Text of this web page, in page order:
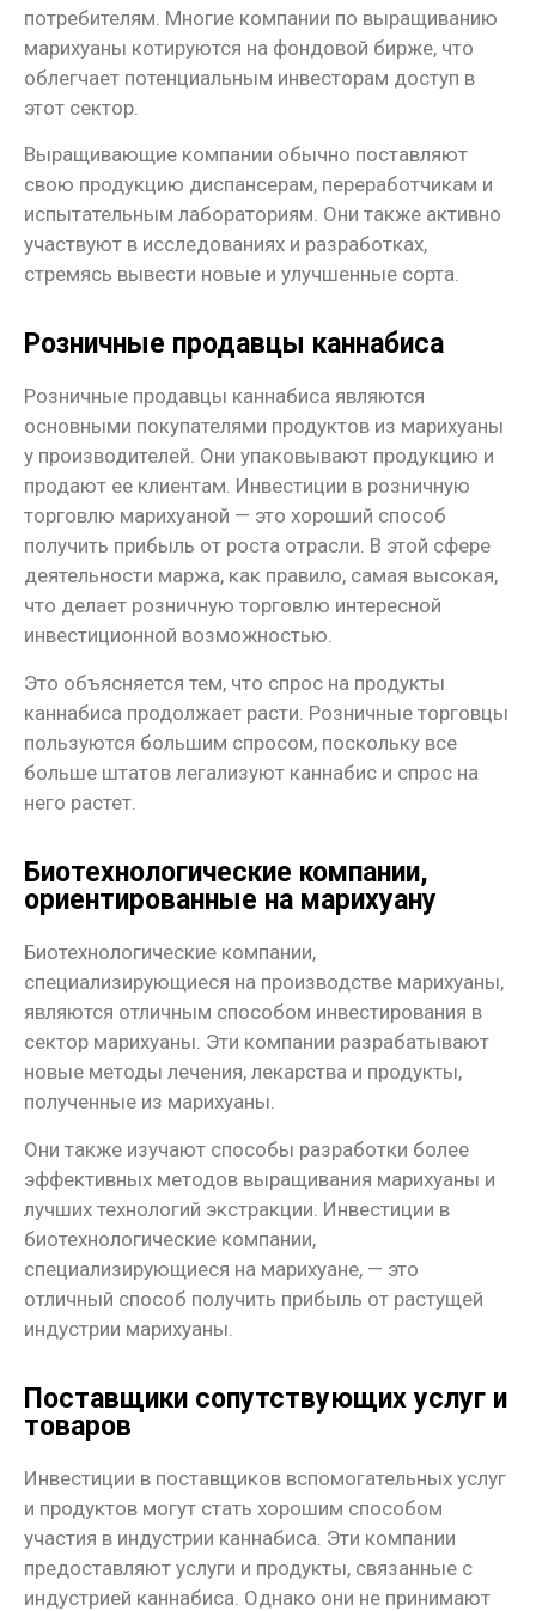
потребителям. Многие компании по выращиванию
марихуаны котируются на фондовой бирже, что
облегчает потенциальным инвесторам доступ в
этот сектор.
Выращивающие компании обычно поставляют
свою продукцию диспансерам, переработчикам и
испытательным лабораториям. Они также активно
участвуют в исследованиях и разработках,
стремясь вывести новые и улучшенные сорта.
Розничные продавцы каннабиса
Розничные продавцы каннабиса являются
основными покупателями продуктов из марихуаны
у производителей. Они упаковывают продукцию и
продают ее клиентам. Инвестиции в розничную
торговлю марихуаной — это хороший способ
получить прибыль от роста отрасли. В этой сфере
деятельности маржа, как правило, самая высокая,
что делает розничную торговлю интересной
инвестиционной возможностью.
Это объясняется тем, что спрос на продукты
каннабиса продолжает расти. Розничные торговцы
пользуются большим спросом, поскольку все
больше штатов легализуют каннабис и спрос на
него растет.
Биотехнологические компании,
ориентированные на марихуану
Биотехнологические компании,
специализирующиеся на производстве марихуаны,
являются отличным способом инвестирования в
сектор марихуаны. Эти компании разрабатывают
новые методы лечения, лекарства и продукты,
полученные из марихуаны.
Они также изучают способы разработки более
эффективных методов выращивания марихуаны и
лучших технологий экстракции. Инвестиции в
биотехнологические компании,
специализирующиеся на марихуане, — это
отличный способ получить прибыль от растущей
индустрии марихуаны.
Поставщики сопутствующих услуг и
товаров
Инвестиции в поставщиков вспомогательных услуг
и продуктов могут стать хорошим способом
участия в индустрии каннабиса. Эти компании
предоставляют услуги и продукты, связанные с
индустрией каннабиса. Однако они не принимают